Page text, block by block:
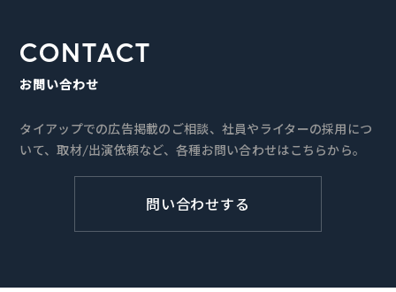
CONTACT
お問い合わせ
タイアップでの広告掲載のご相談、社員やライターの採用につ
いて、取材/出演依頼など、各種お問い合わせはこちらから。
問い合わせする